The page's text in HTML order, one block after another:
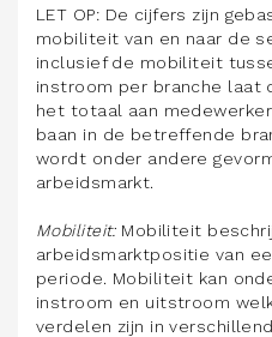
LET OP: De cijfers zijn
mobiliteit van en naar de
inclusief de mobiliteit
instroom per branche laat
het totaal aan
baan in de betreffende
wordt onder andere
arbeidsmarkt.
Mobiliteit: Mobiliteit
arbeidsmarktpositie van
periode. Mobiliteit kan
instroom en uitstroom
verdelen zijn in